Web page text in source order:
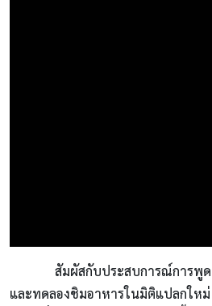
สัมผัสกับประสบการณ์การพูดคุ
และทดลองชิมอาหารในมิติแปลกให